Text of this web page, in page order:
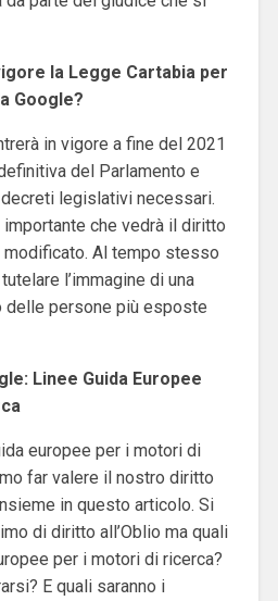
la Legge Cartabia per
Google?
in vigore a fine del 2021
del Parlamento e
legislativi necessari.
importante che vedrà il diritto
modificato. Al tempo stesso
l’immagine di una
delle persone più esposte
Linee Guida Europee
europee per i motori di
far valere il nostro diritto
in questo articolo. Si
di diritto all’Oblio ma quali
per i motori di ricerca?
E quali saranno i